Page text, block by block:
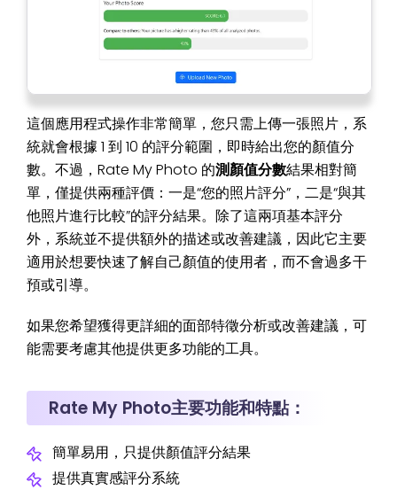
這個應用程式操作非常簡單，您只需上傳一張照片，系
統就會根據 1 到 10 的評分範圍，即時給出您的顏值分
數。不過，Rate My Photo 的測顏值分數結果相對簡
單，僅提供兩種評價：一是“您的照片評分”，二是“與其
他照片進行比較”的評分結果。除了這兩項基本評分
外，系統並不提供額外的描述或改善建議，因此它主要
適用於想要快速了解自己顏值的使用者，而不會過多干
預或引導。
如果您希望獲得更詳細的面部特徵分析或改善建議，可
能需要考慮其他提供更多功能的工具。
Rate My Photo主要功能和特點：
簡單易用，只提供顏值評分結果
提供真實感評分系統